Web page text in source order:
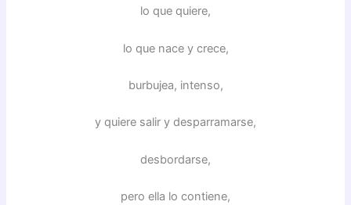
lo que quiere,
lo que nace y crece,
burbujea, intenso,
y quiere salir y desparramarse,
desbordarse,
pero ella lo contiene,